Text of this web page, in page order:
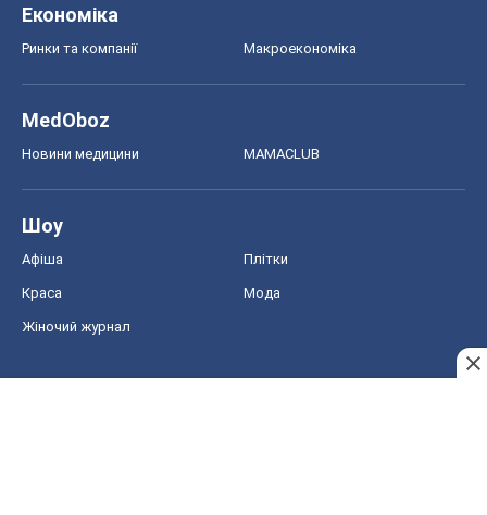
Економіка
Ринки та компанії Макроекономіка
MedOboz
Новини медицини MAMACLUB
Шоу
Афіша Плітки
Краса Мода
Жіночий журнал